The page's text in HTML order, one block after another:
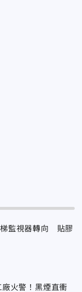
監視器轉向 貼膠
火警！黑煙直衝